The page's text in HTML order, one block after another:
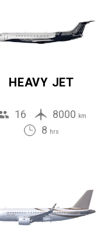
HEAVY JET
16 8000 km
8 hrs